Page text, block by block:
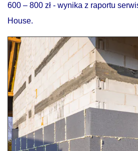
600 – 800 zł - wynika z raportu
House.